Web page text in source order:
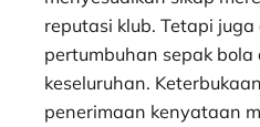
reputasi klub. Tetapi
pertumbuhan sepak bola
keseluruhan.
penerimaan kenyataan